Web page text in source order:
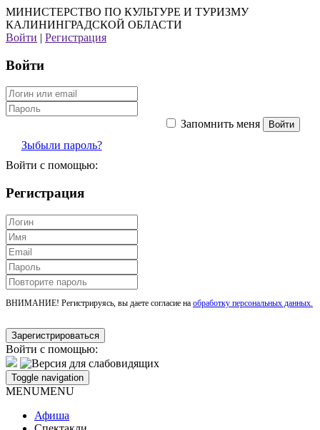
МИНИСТЕРСТВО ПО КУЛЬТУРЕ И ТУРИЗМУ
КАЛИНИНГРАДСКОЙ ОБЛАСТИ
Войти | Регистрация
Войти
Запомнить меня
Зыбыли пароль?
Войти с помощью:
Регистрация
ВНИМАНИЕ! Регистрируясь, вы даете согласие на обработку персональных данных.
Войти с помощью:
Toggle navigation
MENUMENU
Афиша